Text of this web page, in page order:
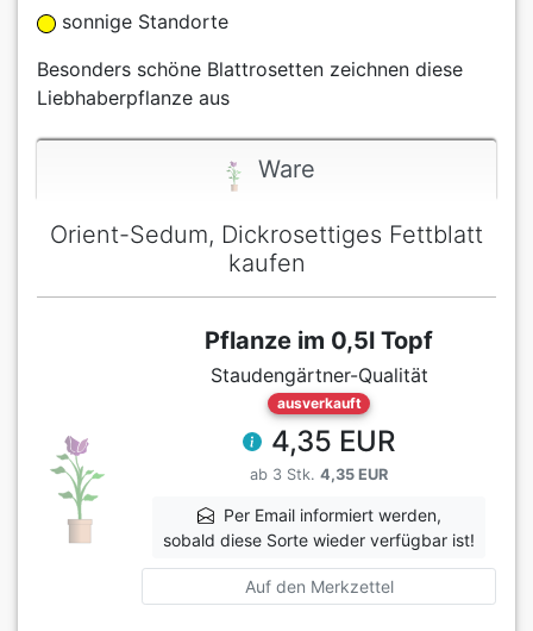
sonnige Standorte
Besonders schöne Blattrosetten zeichnen diese
Liebhaberpflanze aus
Ware
Orient-Sedum, Dickrosettiges Fettblatt
kaufen
Pflanze im 0,5l Topf
Staudengärtner-Qualität
ausverkauft
4,35 EUR
ab 3 Stk. 4,35 EUR
Per Email informiert werden,
sobald diese Sorte wieder verfügbar ist!
Auf den Merkzettel